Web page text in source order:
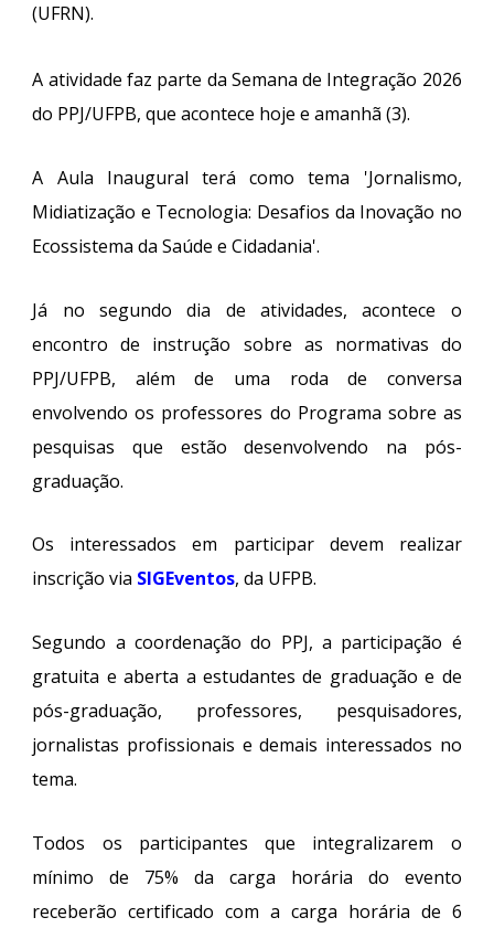
(UFRN).
A atividade faz parte da Semana de Integração 2026
do PPJ/UFPB, que acontece hoje e amanhã (3).
A Aula Inaugural terá como tema 'Jornalismo,
Midiatização e Tecnologia: Desafios da Inovação no
Ecossistema da Saúde e Cidadania'.
Já no segundo dia de atividades, acontece o
encontro de instrução sobre as normativas do
PPJ/UFPB, além de uma roda de conversa
envolvendo os professores do Programa sobre as
pesquisas que estão desenvolvendo na pós-
graduação.
Os interessados em participar devem realizar
inscrição via SIGEventos, da UFPB.
Segundo a coordenação do PPJ, a participação é
gratuita e aberta a estudantes de graduação e de
pós-graduação, professores, pesquisadores,
jornalistas profissionais e demais interessados no
tema.
Todos os participantes que integralizarem o
mínimo de 75% da carga horária do evento
receberão certificado com a carga horária de 6